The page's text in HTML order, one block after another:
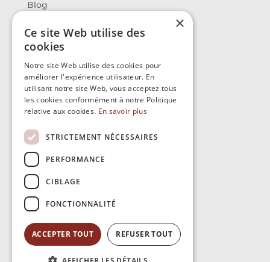
Blog
Contact
Avedis
14 route de Montpellier
34430 SAINT-JEAN-DE-VEDAS
04 11 93 77 82
×
Ce site Web utilise des
cookies
Notre site Web utilise des cookies pour
améliorer l'expérience utilisateur. En
utilisant notre site Web, vous acceptez tous
les cookies conformément à notre Politique
relative aux cookies. En savoir plus
STRICTEMENT NÉCESSAIRES
PERFORMANCE
CIBLAGE
FONCTIONNALITÉ
ACCEPTER TOUT REFUSER TOUT